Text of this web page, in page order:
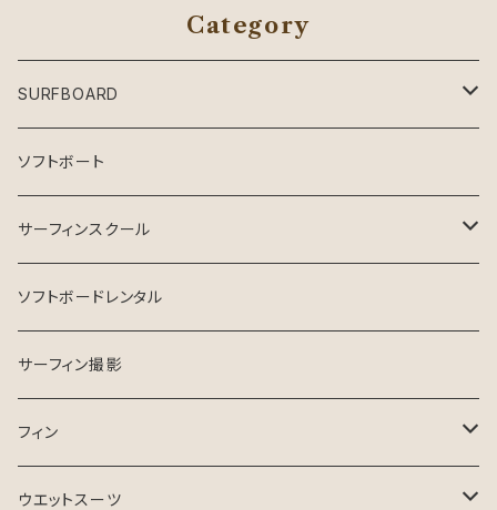
Category
SURFBOARD
Crystal Dreams SURFBOARD
INSPIRE SURFBOARD
USEDサーフボード
ESSENCE SURFBOARD
ASB SURfBOARD
ソフトボート
サーフィンスクール
マンツーマン
サーフガイド
ソフトボードレンタル
サーフィン撮影
フィン
FCS Ⅱ
ウエットスーツ